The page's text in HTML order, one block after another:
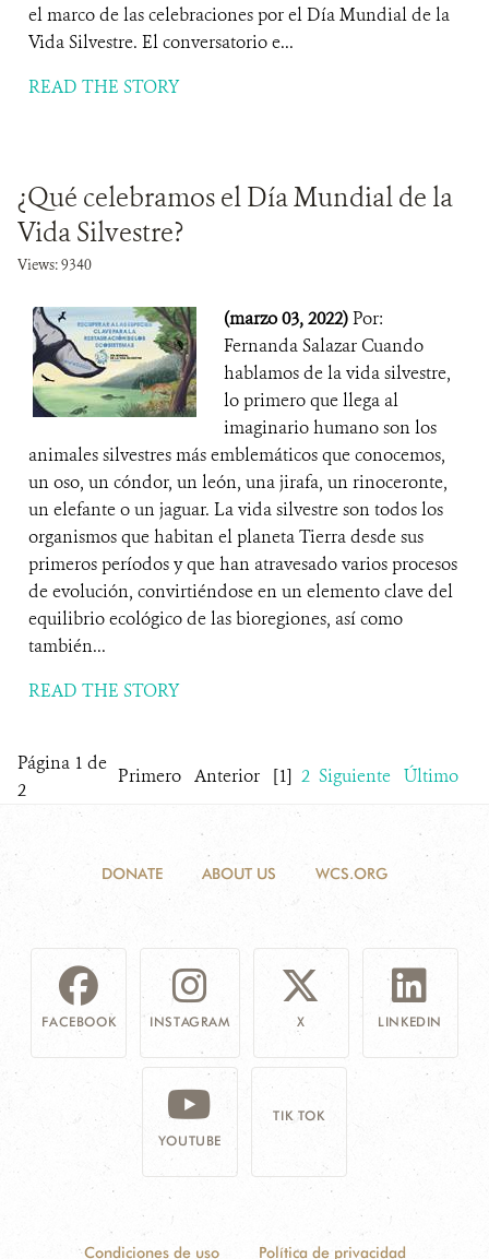
el marco de las celebraciones por el Día Mundial de la
Vida Silvestre. El conversatorio e...
READ THE STORY
¿Qué celebramos el Día Mundial de la
Vida Silvestre?
Views: 9340
(marzo 03, 2022)Por:
Fernanda Salazar Cuando
hablamos de la vida silvestre,
lo primero que llega al
imaginario humano son los
animales silvestres más emblemáticos que conocemos,
un oso, un cóndor, un león, una jirafa, un rinoceronte,
un elefante o un jaguar. La vida silvestre son todos los
organismos que habitan el planeta Tierra desde sus
primeros períodos y que han atravesado varios procesos
de evolución, convirtiéndose en un elemento clave del
equilibrio ecológico de las bioregiones, así como
también...
READ THE STORY
Página 1 de
2
Primero Anterior [1] 2 Siguiente Último
DONATE ABOUT US WCS.ORG
FACEBOOK INSTAGRAM X LINKEDIN
YOUTUBE
TIK TOK
Condiciones de uso Política de privacidad